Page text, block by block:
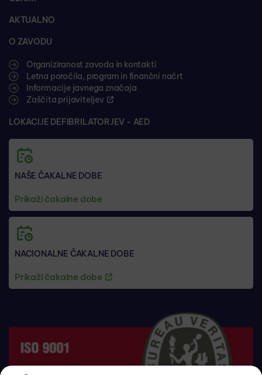
AKTUALNO
O ZAVODU
Organiziranost zavoda in kontakti
Letna poročila, program in finančni načrt
Informacije javnega značaja
Zaščita prijaviteljev
LOKACIJE DEFIBRILATORJEV - AED
NAŠE ČAKALNE DOBE
Prikaži čakalne dobe
NACIONALNE ČAKALNE DOBE
Prikaži čakalne dobe